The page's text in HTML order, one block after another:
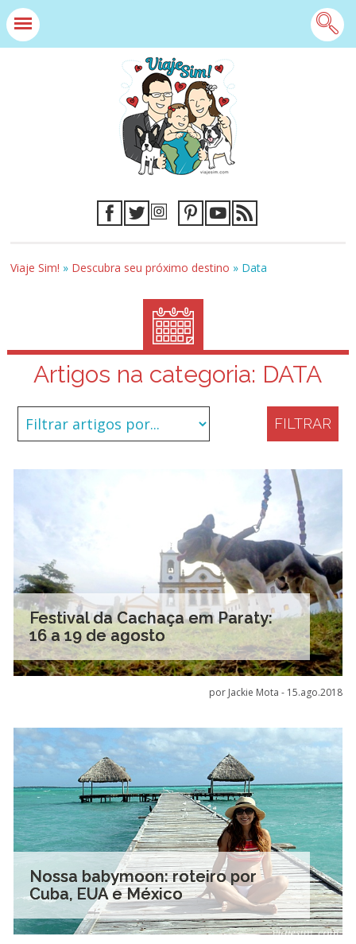
Viaje Sim! » Descubra seu próximo destino » Data
Artigos na categoria: DATA
FILTRAR
Festival da Cachaça em Paraty:
16 a 19 de agosto
por Jackie Mota - 15.ago.2018
Nossa babymoon: roteiro por
Cuba, EUA e México